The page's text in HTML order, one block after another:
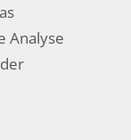
Analyse